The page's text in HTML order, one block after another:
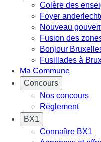
Colère des
Foyer
Nouveau
Fusion des
Bonjour
Fusillades à
Ma Commune
Concours
Nos concours
Règlement
BX1
Connaître BX1